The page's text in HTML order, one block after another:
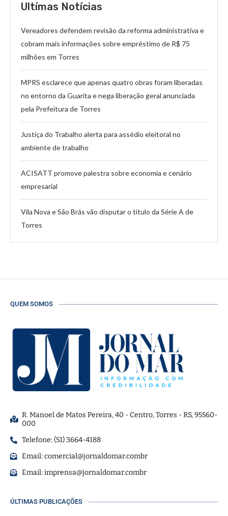
Ultímas Notícias
Vereadores defendem revisão da reforma administrativa e
cobram mais informações sobre empréstimo de R$ 75
milhões em Torres
MPRS esclarece que apenas quatro obras foram liberadas
no entorno da Guarita e nega liberação geral anunciada
pela Prefeitura de Torres
Justiça do Trabalho alerta para assédio eleitoral no
ambiente de trabalho
ACISATT promove palestra sobre economia e cenário
empresarial
Vila Nova e São Brás vão disputar o título da Série A de
Torres
QUEM SOMOS
R. Manoel de Matos Pereira, 40 - Centro, Torres - RS, 95560-
000
Telefone: (51) 3664-4188
Email:comercial@jornaldomar.combr
Email:imprensa@jornaldomar.combr
ÚLTIMAS PUBLICAÇÕES